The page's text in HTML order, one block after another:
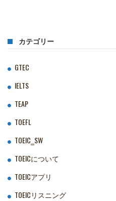
カテゴリー
GTEC
IELTS
TEAP
TOEFL
TOEIC‗SW
TOEICについて
TOEICアプリ
TOEICリスニング